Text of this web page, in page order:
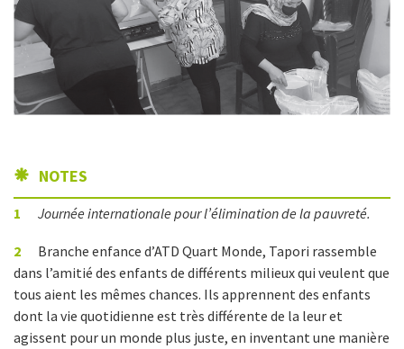
NOTES
1 Journée internationale pour l’élimination de la pauvreté.
2
Branche enfance d’ATD Quart Monde, Tapori rassemble
dans l’amitié des enfants de différents milieux qui veulent que
tous aient les mêmes chances. Ils apprennent des enfants
dont la vie quotidienne est très différente de la leur et
agissent pour un monde plus juste, en inventant une manière